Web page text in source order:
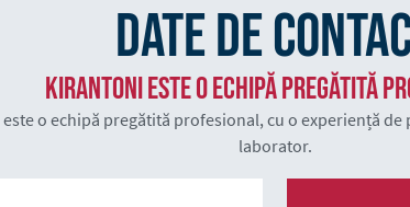
Date de
KIRANTONI este o echipă pregătită
este o echipă pregătită profesional, cu o experiență
laborator.